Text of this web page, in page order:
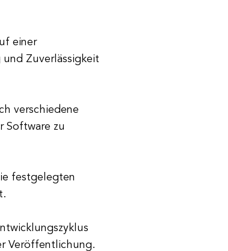
einer
Zuverlässigkeit
verschiedene
Software zu
festgelegten
Veröffentlichung.